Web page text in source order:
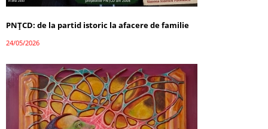
PNȚCD: de la partid istoric la afacere de familie
24/05/2026